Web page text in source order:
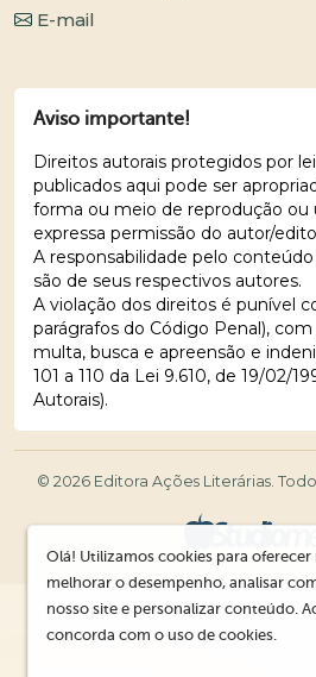
E-mail
Aviso importante!
Direitos autorais protegidos por
publicados aqui pode ser
forma ou meio de reprodução ou
expressa permissão do autor/
A responsabilidade pelo
são de seus respectivos autores.
A violação dos direitos é punível
parágrafos do Código Penal),
multa, busca e apreensão e
101 a 110 da Lei 9.610, de 19/02/
Autorais).
© 2026 Editora Ações Literárias.
Olá! Utilizamos cookies para
melhorar o desempenho, analisar
nosso site e personalizar conteúdo.
concorda com o uso de cookies.